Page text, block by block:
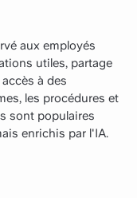
aux employés
utiles, partage
à des
les procédures et
sont populaires
enrichis par l'IA.